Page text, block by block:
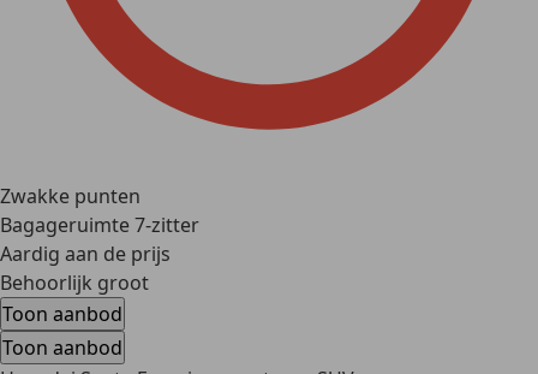
Zwakke punten
Bagageruimte 7-zitter
Aardig aan de prijs
Behoorlijk groot
Toon aanbod
Toon aanbod